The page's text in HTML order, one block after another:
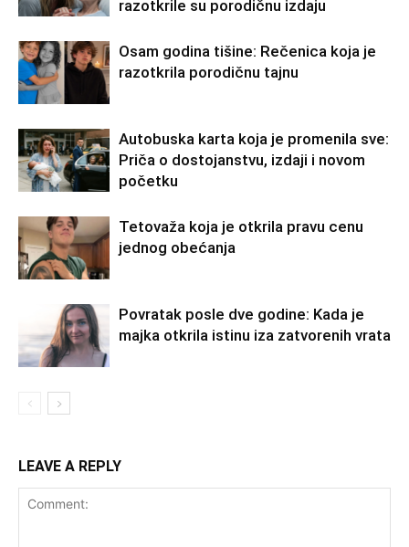
razotkrile su porodičnu izdaju
Osam godina tišine: Rečenica koja je
razotkrila porodičnu tajnu
Autobuska karta koja je promenila sve:
Priča o dostojanstvu, izdaji i novom
početku
Tetovaža koja je otkrila pravu cenu
jednog obećanja
Povratak posle dve godine: Kada je
majka otkrila istinu iza zatvorenih vrata
LEAVE A REPLY